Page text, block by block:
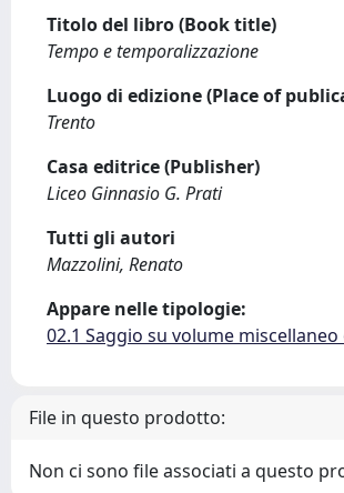
Titolo del libro (Book title)
Tempo e temporalizzazione
Luogo di edizione (Place of
Trento
Casa editrice (Publisher)
Liceo Ginnasio G. Prati
Tutti gli autori
Mazzolini, Renato
Appare nelle tipologie:
02.1 Saggio su volume
File in questo prodotto:
Non ci sono file associati a questo